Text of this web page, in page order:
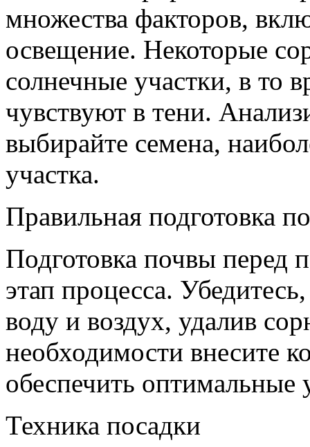
множества факторов,
освещение. Некоторые
солнечные участки, в то
чувствуют в тени.
выбирайте семена,
участка.
Правильная подготовка
Подготовка почвы перед
этап процесса.
воду и воздух, удалив
необходимости внесите
обеспечить оптимальные
Техника посадки